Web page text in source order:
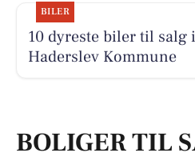
BILER
10 dyreste biler til salg
Haderslev Kommune
BOLIGER TIL